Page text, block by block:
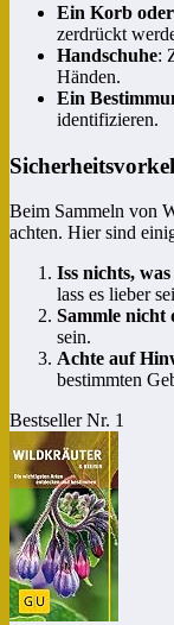
Ein Korb oder
zerdrückt
Handschuhe:
Händen.
Ein
identifizieren.
Beim Sammeln von
achten. Hier sind
Iss nichts,
lass es lieber
Sammle nicht
sein.
Achte auf
bestimmten
Bestseller Nr. 1